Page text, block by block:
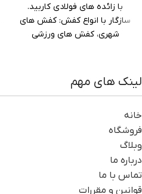
با زائده های فولادی کاربید.
سازگار با انواع کفش: کفش های
شهری، کفش های ورزشی
لینک های مهم
خانه
فروشگاه
وبلاگ
درباره ما
تماس با ما
قوانین و مقررات